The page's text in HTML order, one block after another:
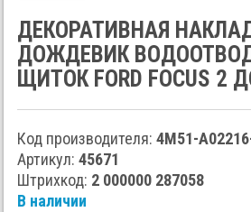
ДЕКОРАТИВНАЯ
ДОЖДЕВИК
ЩИТОК FORD FOCUS 2
Код производителя:4M51-
Артикул:45671
Штрихкод: 2 000000 287058
В наличии